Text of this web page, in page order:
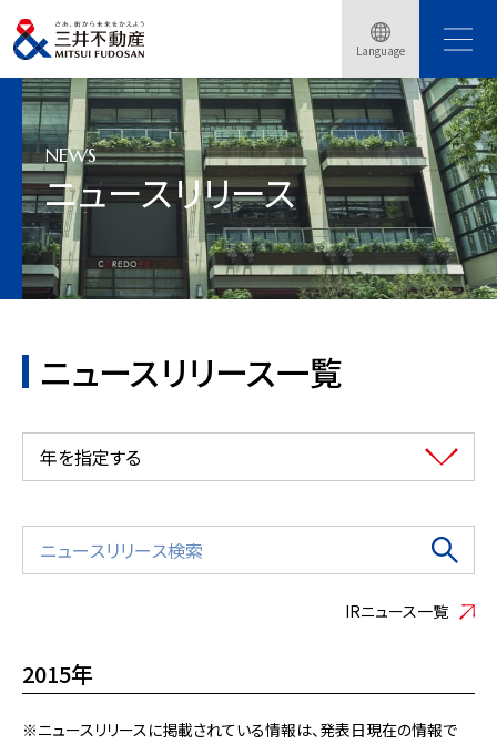
Language
トップページ ニュースリリース
NEWS
ニュースリリース
ニュースリリース一覧
年を指定する
IRニュース一覧
2015年
※ニュースリリースに掲載されている情報は、発表日現在の情報で